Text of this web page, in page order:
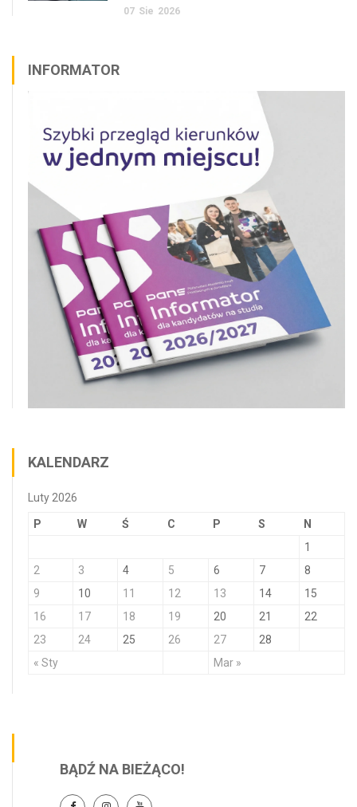
07 Sie 2026
INFORMATOR
KALENDARZ
Luty 2026
P W Ś C P S N
« Sty Mar »
1
2
3 4 5 6 7
8
9
10 11 12 13 14
15
16
17 18 19 20 21
22
23
24 25 26 27 28
BĄDŹ NA BIEŻĄCO!